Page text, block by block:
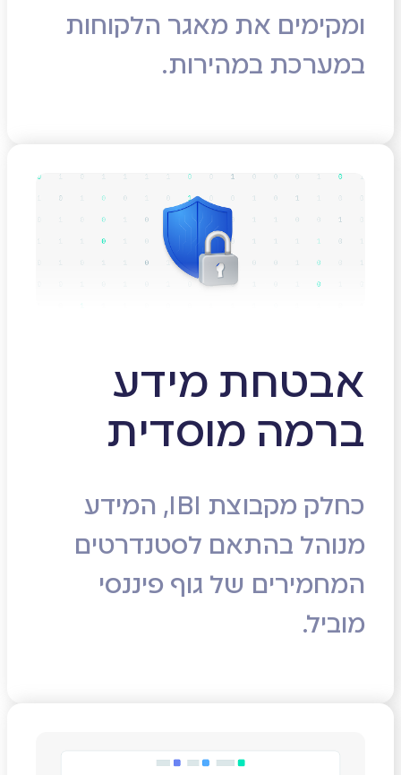
ומקימים את מאגר הלקוחות
במערכת במהירות.
אבטחת מידע
ברמה מוסדית
כחלק מקבוצת IBI, המידע
מנוהל בהתאם לסטנדרטים
המחמירים של גוף פיננסי
מוביל.